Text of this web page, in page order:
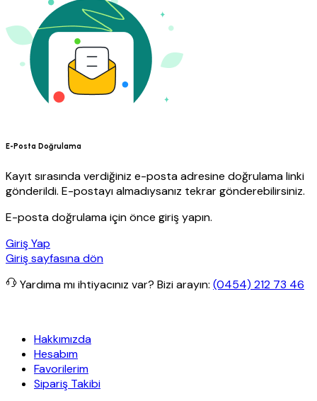
E-Posta Doğrulama
Kayıt sırasında verdiğiniz e-posta adresine doğrulama linki
gönderildi. E-postayı almadıysanız tekrar gönderebilirsiniz.
E-posta doğrulama için önce giriş yapın.
Giriş Yap
Giriş sayfasına dön
Yardıma mı ihtiyacınız var? Bizi arayın: (0454) 212 73 46
Hakkımızda
Hesabım
Favorilerim
Sipariş Takibi